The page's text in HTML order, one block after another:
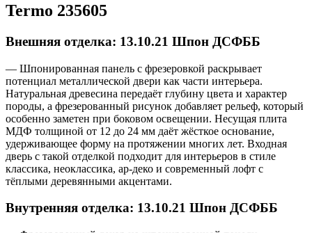
Termo 235605
Внешняя отделка: 13.10.21 Шпон ДСФББ
— Шпонированная панель с фрезеровкой раскрывает
потенциал металлической двери как части интерьера.
Натуральная древесина передаёт глубину цвета и характер
породы, а фрезерованный рисунок добавляет рельеф, который
особенно заметен при боковом освещении. Несущая плита
МДФ толщиной от 12 до 24 мм даёт жёсткое основание,
удерживающее форму на протяжении многих лет. Входная
дверь с такой отделкой подходит для интерьеров в стиле
классика, неоклассика, ар-деко и современный лофт с
тёплыми деревянными акцентами.
Внутренняя отделка: 13.10.21 Шпон ДСФББ